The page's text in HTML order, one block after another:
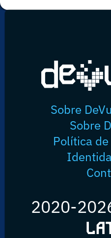
Sobre
Sobre
Política
2020-